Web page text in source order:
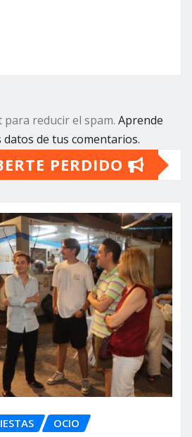
para reducir el spam. Aprende
de tus comentarios.
PERDIDO
OCIO